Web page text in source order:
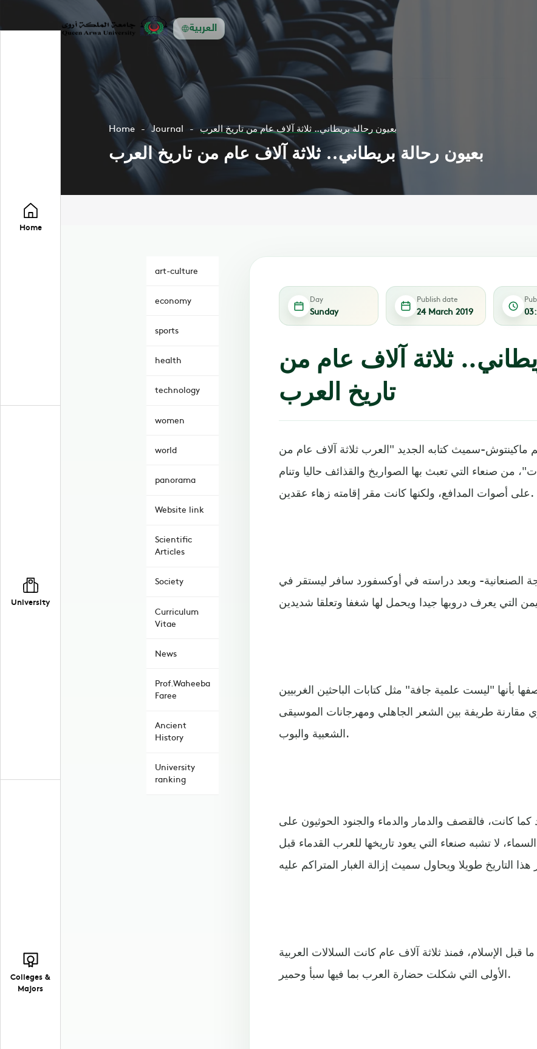
العربية
Home
University
Colleges &
Majors
Home Journal بعيون رحالة بريطاني.. ثلاثة آلاف عام من تاريخ العرب
بعيون رحالة بريطاني.. ثلاثة آلاف عام من تاريخ العرب
art-culture
economy
sports
health
technology
women
world
panorama
Website link
Scientific
Articles
Society
Curriculum
Vitae
News
Prof.Waheeba
Faree
Ancient
History
University
ranking
Day
Sunday
Publish date
24 March 2019
ثلاثة آلاف عام من
تاريخ العرب
ماكينتوش-سميث كتابه الجديد "العرب ثلاثة آلاف عام من
من صنعاء التي تعبث بها الصواريخ والقذائف حاليا وتنام
على أصوات المدافع، ولكنها كانت مقر إقامته زهاء عقدين.
الصنعانية- وبعد دراسته في أوكسفورد سافر ليستقر في
بأنها "ليست علمية جافة" مثل كتابات الباحثين الغربيين
مقارنة طريفة بين الشعر الجاهلي ومهرجانات الموسيقى
الشعبية والبوب.
كانت، فالقصف والدمار والدماء والجنود الحوثيون على
لا تشبه صنعاء التي يعود تاريخها للعرب القدماء قبل
الإسلام، فمنذ ثلاثة آلاف عام كانت السلالات العربية
الأولى التي شكلت حضارة العرب بما فيها سبأ وحمير.